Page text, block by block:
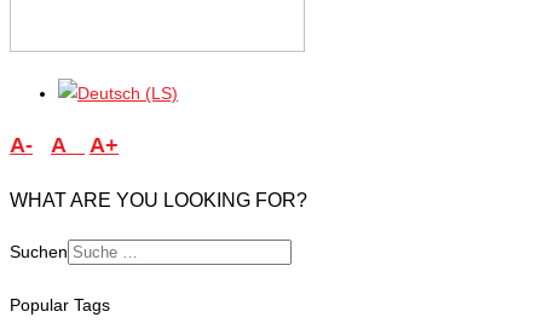
A- A A+
WHAT ARE YOU LOOKING FOR?
Suchen
Popular Tags